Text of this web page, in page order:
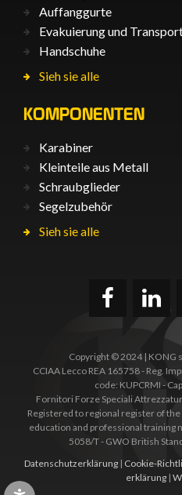
Auffanggurte
Evakuierung und
Handschuhe
Sieh sie alle
KOMPONENTEN
Karabiner
Kleinteile aus Metall
Schraubglieder
Segelzubehör
Sieh sie alle
Copyright © 2024 | KONG
CCIAA Lecco REA 165758 - Reg.
code: KUPCRMI -
Fornitori Forze Speciali
Registered to regional register of
education and professional training
5058/T - GWO British
Datenschutzerklärung| Cookie-
erklärung|